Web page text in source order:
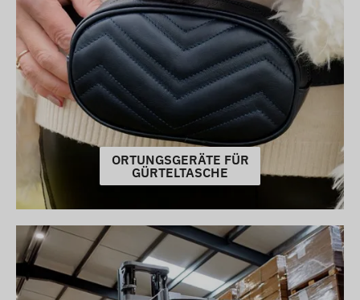
ORTUNGSGERÄTE FÜR
GÜRTELTASCHE